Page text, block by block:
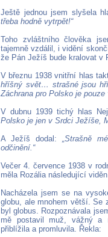
Ještě jednou jsem slyšela
třeba hodně vytrpět!“
Toho zvláštního člověka
tajemně vzdálil, i vidění
že Pán Ježíš bude kralovat v
V březnu 1938 vnitřní hlas
hříšný svět… strašné jsou
Záchrana pro Polsko je
V dubnu 1939 tichý hlas
Polsko je jen v Srdci Ježíše,
A Ježíš dodal:„Strašně
odčinění.“
Večer 4. července 1938 v
měla Rozália následující
Nacházela jsem se na
globu, ale mnohem větší. Se
byl globus. Rozpoznávala
mě postavil muž, vážný a
přiblížila a promluvila. Řekla: